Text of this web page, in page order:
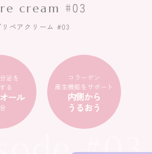
cream #03
ペアクリーム #03
泌を
る
ール
コラーゲン
産生機能をサポート
内側から
うるおう